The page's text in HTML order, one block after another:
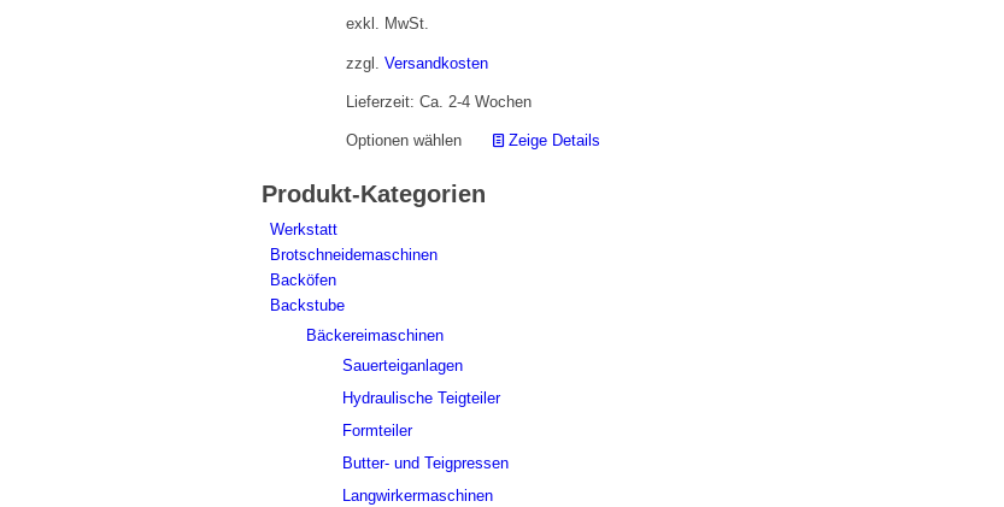
exkl. MwSt.
zzgl. Versandkosten
Lieferzeit: Ca. 2-4 Wochen
Optionen wählen Zeige Details
Produkt-Kategorien
Werkstatt
Brotschneidemaschinen
Backöfen
Backstube
Bäckereimaschinen
Sauerteiganlagen
Hydraulische Teigteiler
Formteiler
Butter- und Teigpressen
Langwirkermaschinen